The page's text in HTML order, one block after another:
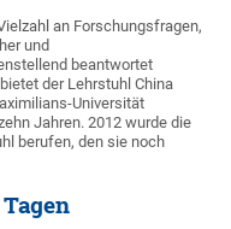
an Forschungsfragen,
und
beantwortet
der Lehrstuhl China
Universität
Jahren. 2012 wurde die
berufen, den sie noch